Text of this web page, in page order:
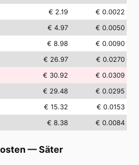
€ 2.19
€ 0.0022
€ 4.97
€ 0.0050
€ 8.98
€ 0.0090
€ 26.97
€ 0.0270
€ 30.92
€ 0.0309
€ 29.48
€ 0.0295
€ 15.32
€ 0.0153
€ 8.38 € 0.0084
—Säter